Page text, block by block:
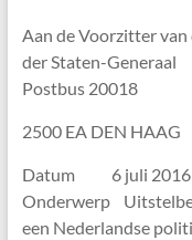
Aan de Voorzitter van
der Staten-Generaal
Postbus 20018
2500 EA DEN HAAG
Datum 6 juli 2016
Onderwerp
een Nederlandse